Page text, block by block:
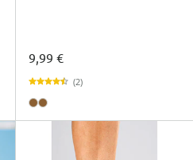
9,99 €
(2)